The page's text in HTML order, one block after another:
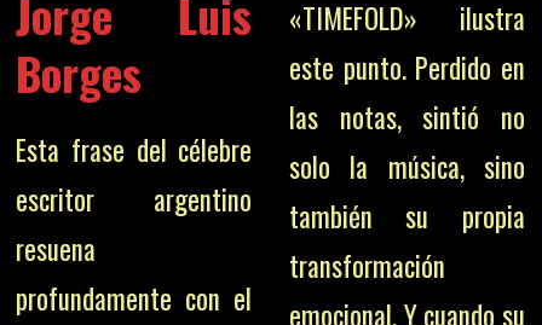
Jorge Luis
Borges
Esta frase del célebre
escritor argentino
resuena
profundamente con el
«TIMEFOLD» ilustra
este punto. Perdido en
las notas, sintió no
solo la música, sino
también su propia
transformación
emocional. Y cuando su